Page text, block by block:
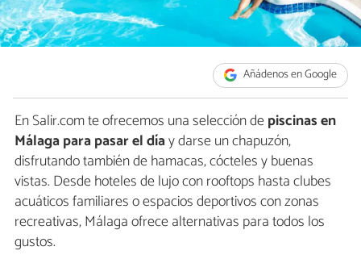
Añádenos en Google
En Salir.com te ofrecemos una selección depiscinas en
Málaga para pasar el díay darse un chapuzón,
disfrutando también de hamacas, cócteles y buenas
vistas. Desde hoteles de lujo con rooftops hasta clubes
acuáticos familiares o espacios deportivos con zonas
recreativas, Málaga ofrece alternativas para todos los
gustos.